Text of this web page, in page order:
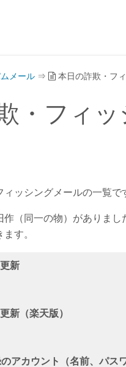
メール ⇒ 本日の詐欺・フ
・フィ
ッシングメールの一覧で
（同一の物）がありまし
す。
新
新（楽天版）
アカウント（名前、パス